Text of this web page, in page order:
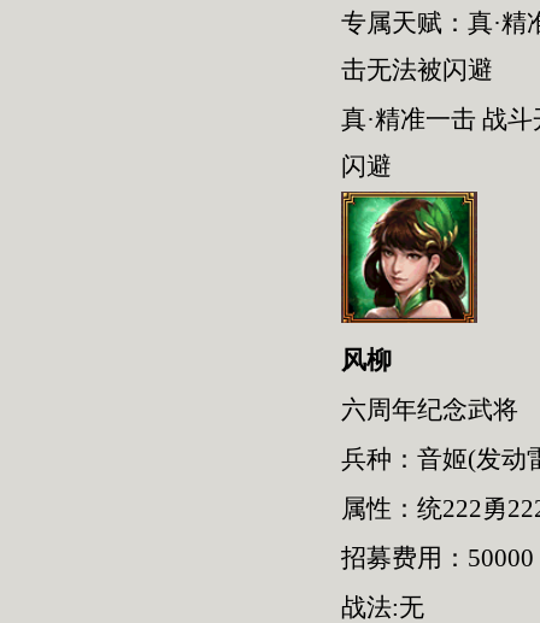
专属天赋：真·精
击无法被闪避
真·精准一击 战
闪避
风柳
六周年纪念武将
兵种：音姬(发动
属性：统222勇
招募费用：50000
战法:无